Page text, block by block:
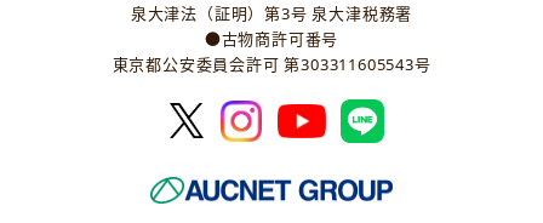
泉大津法（証明）第3号 泉大津税務署
●古物商許可番号
東京都公安委員会許可 第303311605543号